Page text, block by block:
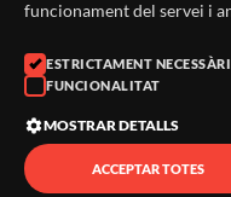
Correu:
© 2026 ·FestaCatalunya
funcionament del servei i
ESTRICTAMENT
FUNCIONALITAT
MOSTRAR DETALLS
ACCEPTAR TOTES